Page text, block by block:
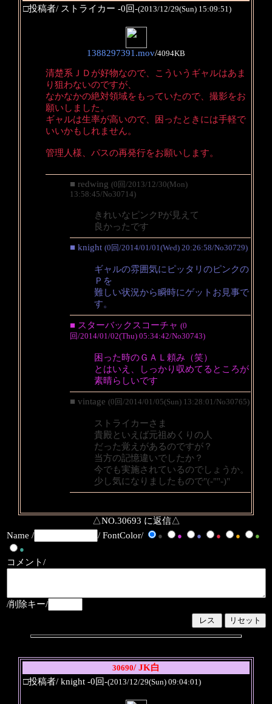
□投稿者/ ストライカー -0回-(2013/12/29(Sun) 15:09:51)
1388297391.mov/4094KB
清楚系ＪＤが好物なので、こういうギャルはあま
り狙わないのですが、
なかなかの絶対領域をもっていたので、撮影をお
願いしました。
ギャルは生率が高いので、困ったときには手軽で
いいかもしれません。
管理人様、パスの再発行をお願いします。
■ redwing (0回/2013/12/30(Mon)
13:58:45/No30714)
きれいなピンクPが見えて
良かったです
■ knight (0回/2014/01/01(Wed) 20:26:58/No30729)
ギャルの雰囲気にピッタリのピンクの
Ｐを
難しい状況から瞬時にゲットお見事で
す。
■ スターバックスコーチャ (0
回/2014/01/02(Thu) 05:34:42/No30743)
困った時のＧＡＬ頼み（笑）
とはいえ、しっかり収めてるところが
素晴らしいです
■ vintage (0回/2014/01/05(Sun) 13:28:01/No30765)
ストライカーさま
貴殿といえば元祖めくりの人
だった覚えがあるのですが？
当方の記憶違いでしたか？
今でも実施されているのでしょうか。
少し気になりましたもので"(-""-)"
△NO.30693 に返信△
Name /
/ FontColor/ ● ● ● ● ●
●
●
コメント/
/削除キー/
30690/ JK白
□投稿者/ knight -0回-(2013/12/29(Sun) 09:04:01)